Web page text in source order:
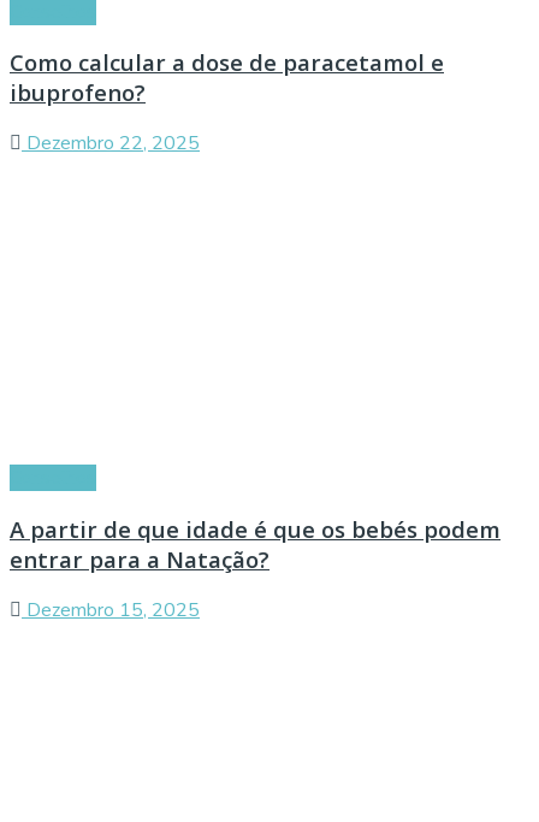
Como calcular a dose de paracetamol e
ibuprofeno?
Dezembro 22, 2025
A partir de que idade é que os bebés podem
entrar para a Natação?
Dezembro 15, 2025